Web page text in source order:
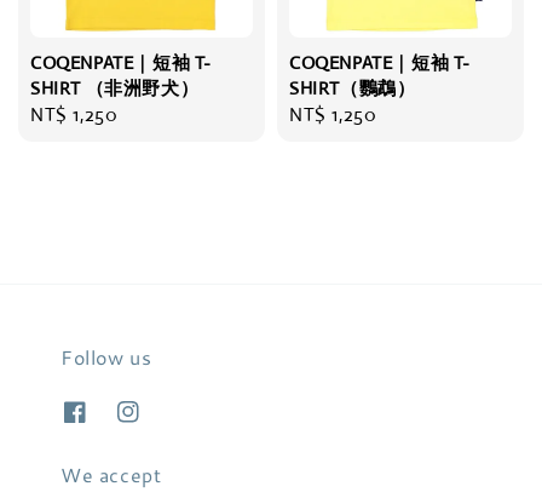
COQENPATE｜短袖 T-
SHIRT （非洲野犬）
Regular
NT$ 1,250
COQENPATE｜短袖 T-
SHIRT（鸚鵡）
Regular
NT$ 1,250
Follow us
We accept